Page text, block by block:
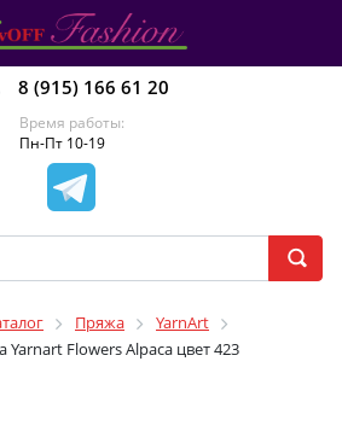
8 (915) 166 61 20
Время работы:
Пн-Пт 10-19
Пряжа
YarnArt
Yarnart Flowers Alpaca цвет 423